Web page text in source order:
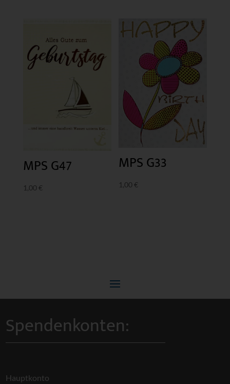
MPS G47
1,00 €
MPS G33
1,00 €
Spendenkonten:
Hauptkonto